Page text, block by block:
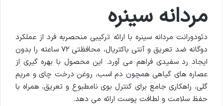
مردانه سینره
دئودورانت مردانه سینره با ارائه ترکیبی منحصربه فرد از عملکرد
دوگانه ضد تعریق و آنتی باکتریال، محافظتی ۷۲ ساعته را بدون
ایجاد رد سفیدی فراهم می آورد. این محصول با بهره گیری از
عصاره های گیاهی همچون دم اسب، روغن درخت چای و مریم
گلی، راهکاری جامع برای کنترل بوی نامطبوع و تعریق، همراه با
حفظ سلامت و لطافت پوست ارائه می دهد.